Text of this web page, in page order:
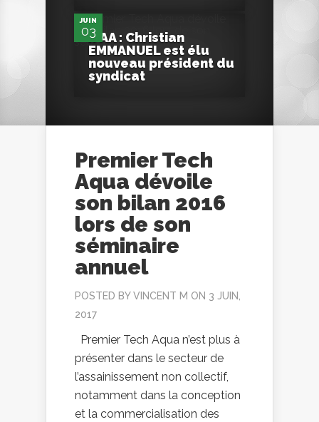
JUIN
03IFAA : Christian
EMMANUEL est élu
nouveau président du
syndicat
Premier Tech
Aqua dévoile
son bilan 2016
lors de son
séminaire
annuel
POSTED BYVINCENT M ON 3 JUIN,
2017
Premier Tech Aqua n’est plus à
présenter dans le secteur de
l’assainissement non collectif,
notamment dans la conception
et la commercialisation des